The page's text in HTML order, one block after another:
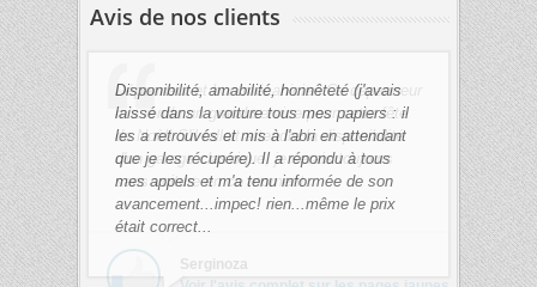
Avis de nos clients
Disponibilité, amabilité, honnêteté (j'avais
laissé dans la voiture tous mes papiers : il
les a retrouvés et mis à l'abri en attendant
que je les récupére). Il a répondu à tous
mes appels et m'a tenu informée de son
avancement...impec! rien...même le prix
était correct...
Dépanneur et bon mécanicien Ce dépanneur
m'a rendu un grand service pour cette fête
de Noèl! S'il fallait attendre la disponibilité
d'un garage classique, je serais toujours
sans voiture en ce moment.
Serginoza